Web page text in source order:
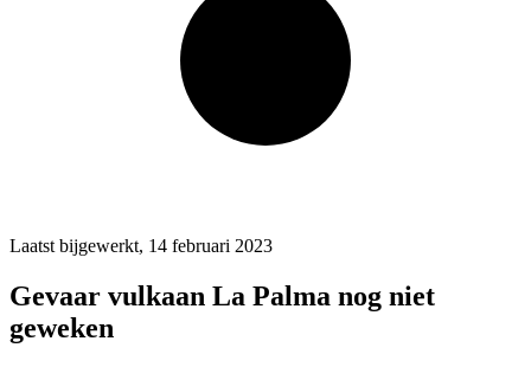
Laatst bijgewerkt, 14 februari 2023
Gevaar vulkaan La Palma nog niet
geweken